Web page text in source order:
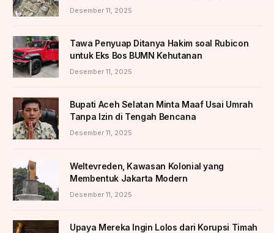
Desember 11, 2025
Tawa Penyuap Ditanya Hakim soal Rubicon
untuk Eks Bos BUMN Kehutanan
Desember 11, 2025
Bupati Aceh Selatan Minta Maaf Usai Umrah
Tanpa Izin di Tengah Bencana
Desember 11, 2025
Weltevreden, Kawasan Kolonial yang
Membentuk Jakarta Modern
Desember 11, 2025
Upaya Mereka Ingin Lolos dari Korupsi Timah